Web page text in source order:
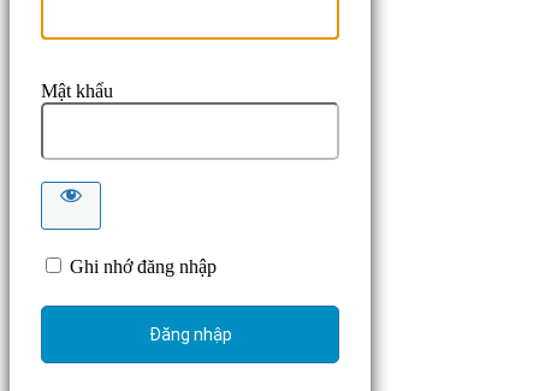
Mật khẩu
Ghi nhớ đăng nhập